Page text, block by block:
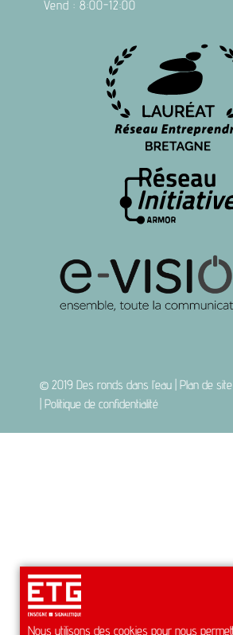
Vend : 8:00-12:00
© 2019 Des ronds dans l’eau Plan de site
Politique de confidentialité
Nous utilisons des cookies pour nous